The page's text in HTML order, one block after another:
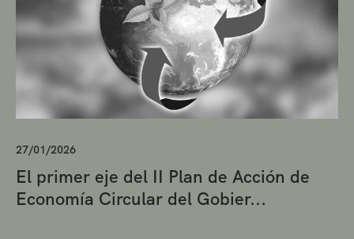
27/01/2026
El primer eje del II Plan de Acción de
Economía Circular del Gobier...